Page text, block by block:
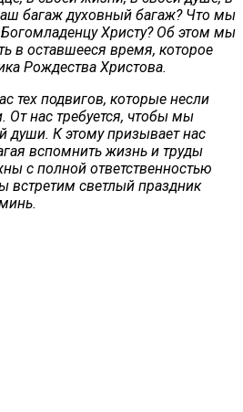
багаж духовный багаж? Что мы
Христу? Об этом мы
в оставшееся время, которое
Рождества Христова.
тех подвигов, которые несли
От нас требуется, чтобы мы
души. К этому призывает нас
вспомнить жизнь и труды
с полной ответственностью
встретим светлый праздник